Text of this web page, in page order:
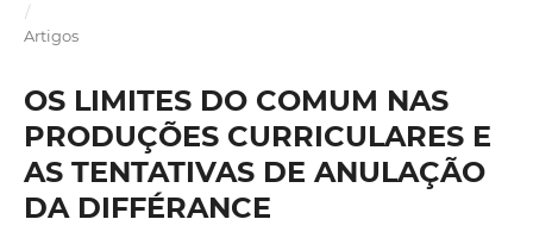
/
Artigos
OS LIMITES DO COMUM NAS
PRODUÇÕES CURRICULARES E
AS TENTATIVAS DE ANULAÇÃO
DA DIFFÉRANCE